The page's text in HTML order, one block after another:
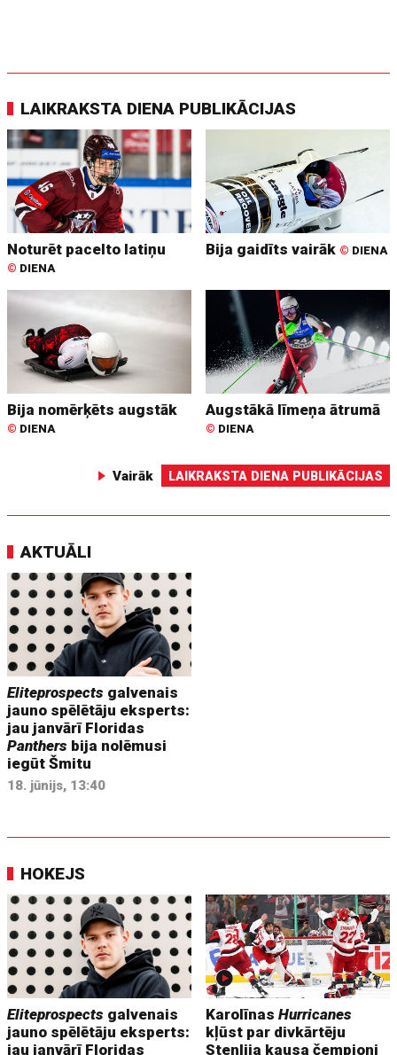
LAIKRAKSTA DIENA PUBLIKĀCIJAS
Noturēt pacelto latiņu
© DIENA
Bija gaidīts vairāk © DIENA
Bija nomērķēts augstāk
© DIENA
Augstākā līmeņa ātrumā
© DIENA
Vairāk LAIKRAKSTA DIENA PUBLIKĀCIJAS
AKTUĀLI
Eliteprospects galvenais
jauno spēlētāju eksperts:
jau janvārī Floridas
Panthers bija nolēmusi
iegūt Šmitu
18. jūnijs, 13:40
HOKEJS
Eliteprospects galvenais
jauno spēlētāju eksperts:
jau janvārī Floridas
KarolīnasHurricanes
kļūst par divkārtēju
Stenlija kausa čempioni